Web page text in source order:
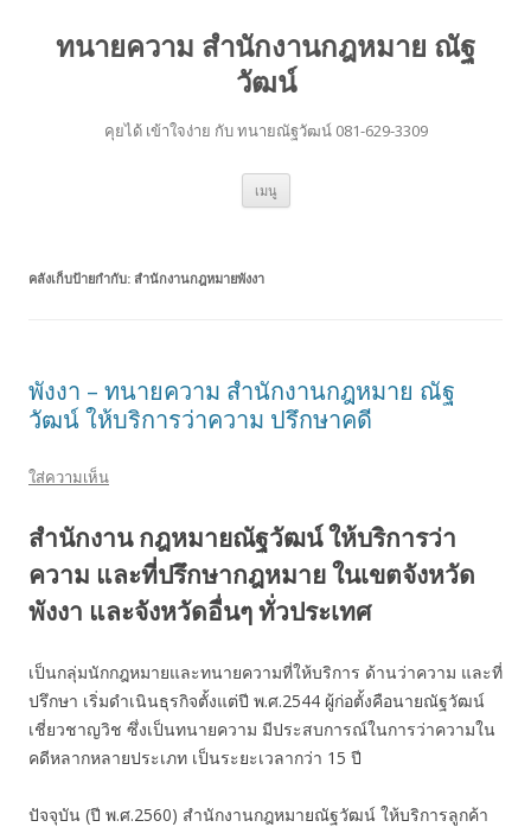
ทนายความ สำนักงานกฎหมาย ณัฐ
วัฒน์
คุยได้ เข้าใจง่าย กับ ทนายณัฐวัฒน์ 081-629-3309
เมนู ข้าม
ยัง
คลังเก็บป้ายกำกับ: สำนักงานกฎหมายพังงา
พังงา – ทนายความ สำนักงานกฎหมาย ณัฐ
วัฒน์ ให้บริการว่าความ ปรึกษาคดี
ใส่ความเห็น
สำนักงาน กฎหมายณัฐวัฒน์ ให้บริการว่า
ความ และที่ปรึกษากฎหมาย ในเขตจังหวัด
พังงา และจังหวัดอื่นๆ ทั่วประเทศ
เป็นกลุ่มนักกฎหมายและทนายความที่ให้บริการ ด้านว่าความ และที่
ปรึกษา เริ่มดำเนินธุรกิจตั้งแต่ปี พ.ศ.2544 ผู้ก่อตั้งคือนายณัฐวัฒน์
เชี่ยวชาญวิช ซึ่งเป็นทนายความ มีประสบการณ์ในการว่าความใน
คดีหลากหลายประเภท เป็นระยะเวลากว่า 15 ปี
ปัจจุบัน (ปี พ.ศ.2560) สำนักงานกฎหมายณัฐวัฒน์ ให้บริการลูกค้า